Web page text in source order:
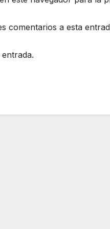
comentarios a esta